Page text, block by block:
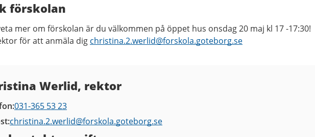
förskolan
mer om förskolan är du välkommen på öppet hus onsdag 20 maj kl 17 -17:30!
för att anmäla dig christina.2.werlid@forskola.goteborg.se
Werlid, rektor
031-365 53 23
christina.2.werlid@forskola.goteborg.se